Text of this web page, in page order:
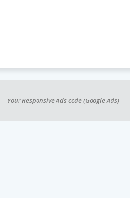
Your Responsive Ads code (Google Ads)